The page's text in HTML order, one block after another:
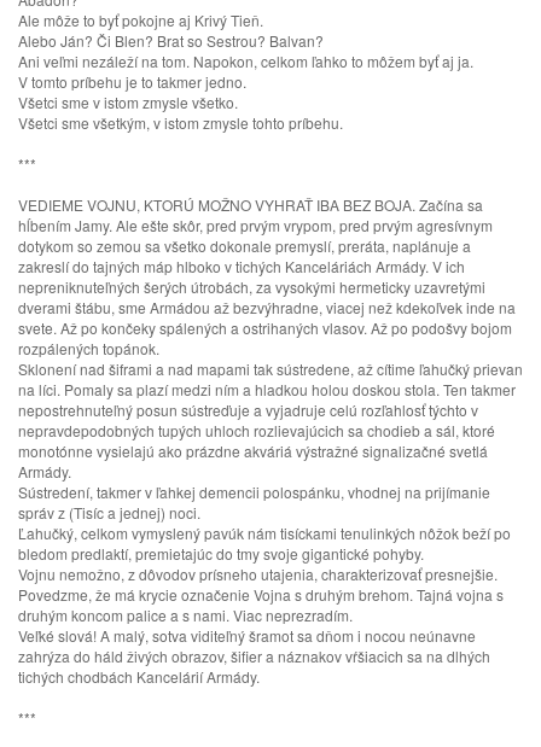
Ale môže to byť pokojne aj Krivý Tieň.
Alebo Ján? Či Blen? Brat so Sestrou? Balvan?
Ani veľmi nezáleží na tom. Napokon, celkom ľahko to môžem byť aj ja.
V tomto príbehu je to takmer jedno.
Všetci sme v istom zmysle všetko.
Všetci sme všetkým, v istom zmysle tohto príbehu.
***
VEDIEME VOJNU, KTORÚ MOŽNO VYHRAŤ IBA BEZ BOJA. Začína sa
hĺbením Jamy. Ale ešte skôr, pred prvým vrypom, pred prvým agresívnym
dotykom so zemou sa všetko dokonale premyslí, preráta, naplánuje a
zakreslí do tajných máp hlboko v tichých Kanceláriách Armády. V ich
nepreniknuteľných šerých útrobách, za vysokými hermeticky uzavretými
dverami štábu, sme Armádou až bezvýhradne, viacej než kdekoľvek inde na
svete. Až po končeky spálených a ostrihaných vlasov. Až po podošvy bojom
rozpálených topánok.
Sklonení nad šiframi a nad mapami tak sústredene, až cítime ľahučký prievan
na líci. Pomaly sa plazí medzi ním a hladkou holou doskou stola. Ten takmer
nepostrehnuteľný posun sústreďuje a vyjadruje celú rozľahlosť týchto v
nepravdepodobných tupých uhloch rozlievajúcich sa chodieb a sál, ktoré
monotónne vysielajú ako prázdne akváriá výstražné signalizačné svetlá
Armády.
Sústredení, takmer v ľahkej demencii polospánku, vhodnej na prijímanie
správ z (Tisíc a jednej) noci.
Ľahučký, celkom vymyslený pavúk nám tisíckami tenulinkých nôžok beží po
bledom predlaktí, premietajúc do tmy svoje gigantické pohyby.
Vojnu nemožno, z dôvodov prísneho utajenia, charakterizovať presnejšie.
Povedzme, že má krycie označenie Vojna s druhým brehom. Tajná vojna s
druhým koncom palice a s nami. Viac neprezradím.
Veľké slová! A malý, sotva viditeľný šramot sa dňom i nocou neúnavne
zahrýza do háld živých obrazov, šifier a náznakov vŕšiacich sa na dlhých
tichých chodbách Kancelárií Armády.
***